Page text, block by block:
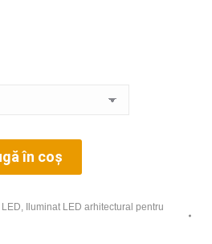
în coș
,
Iluminat LED arhitectural pentru